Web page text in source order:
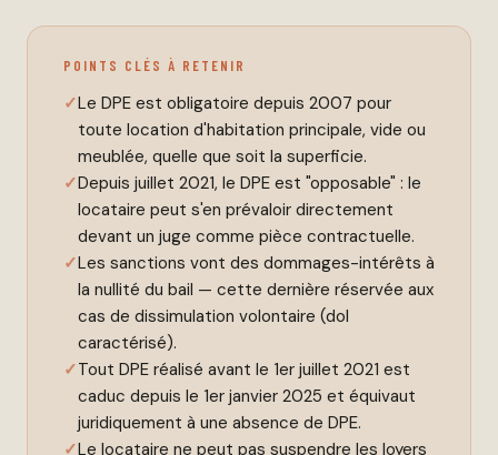
POINTS CLÉS À RETENIR
Le DPE est obligatoire depuis 2007 pour
toute location d'habitation principale, vide ou
meublée, quelle que soit la superficie.
Depuis juillet 2021, le DPE est "opposable" : le
locataire peut s'en prévaloir directement
devant un juge comme pièce contractuelle.
Les sanctions vont des dommages-intérêts à
la nullité du bail — cette dernière réservée aux
cas de dissimulation volontaire (dol
caractérisé).
Tout DPE réalisé avant le 1er juillet 2021 est
caduc depuis le 1er janvier 2025 et équivaut
juridiquement à une absence de DPE.
Le locataire ne peut pas suspendre les loyers